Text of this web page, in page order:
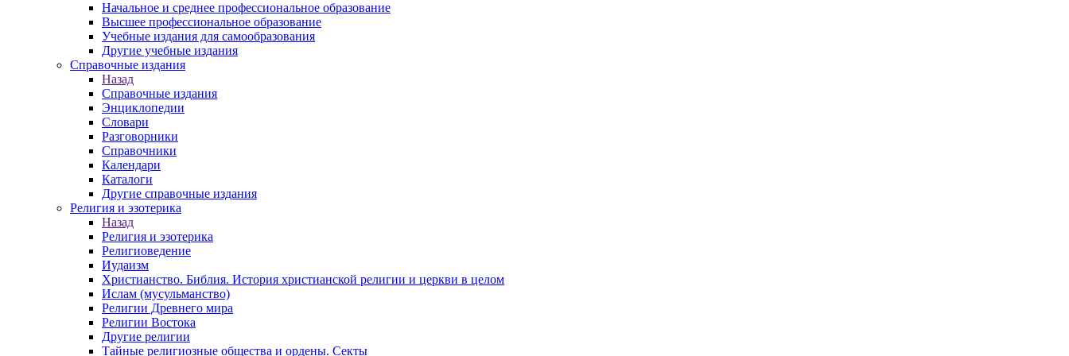
Начальное и среднее профессиональное образование
Высшее профессиональное образование
Учебные издания для самообразования
Другие учебные издания
Справочные издания
Назад
Справочные издания
Энциклопедии
Словари
Разговорники
Справочники
Календари
Каталоги
Другие справочные издания
Религия и эзотерика
Назад
Религия и эзотерика
Религиоведение
Иудаизм
Христианство. Библия. История христианской религии и церкви в целом
Ислам (мусульманство)
Религии Древнего мира
Религии Востока
Другие религии
Тайные религиозные общества и ордены. Секты